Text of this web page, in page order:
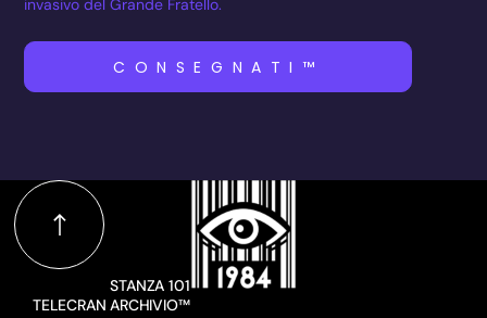
invasivo del Grande Fratello.
CONSEGNATI™
STANZA 101
TELECRAN ARCHIVIO™